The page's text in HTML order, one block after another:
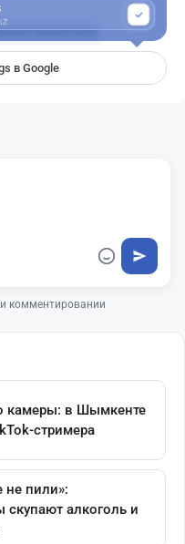
Казахстана
в Google
комментировании